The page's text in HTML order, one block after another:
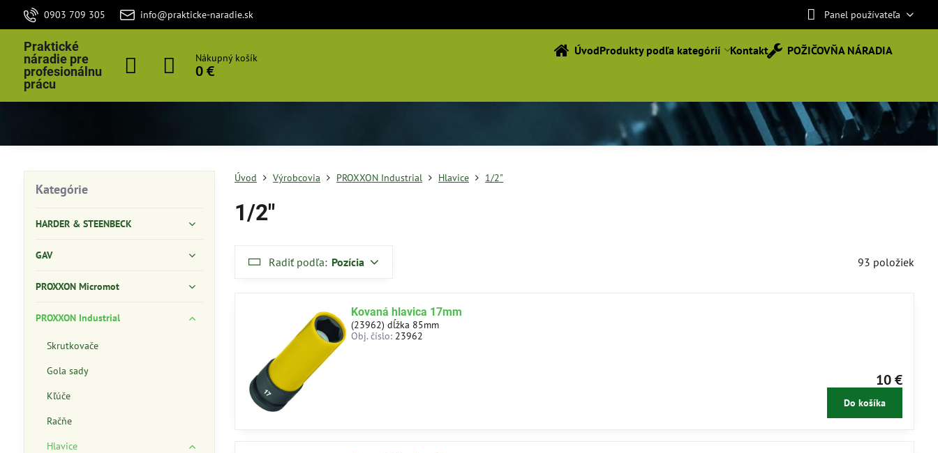
0903 709 305 info@prakticke-naradie.sk Panel používateľa
Praktické
náradie pre
profesionálnu
prácu
Nákupný košík
0 €
ÚvodProdukty podľa kategórií Kontakt POŽIČOVŇA NÁRADIA
Úvod Výrobcovia PROXXON Industrial Hlavice 1/2"
1/2"
Radiť podľa: Pozícia 93 položiek
Kovaná hlavica 17mm
(23962) dĺžka 85mm
Obj. číslo: 23962
10 €
Do košíka
Kategórie
HARDER & STEENBECK
GAV
PROXXON Micromot
PROXXON Industrial
Skrutkovače
Gola sady
Kľúče
Račňe
Hlavice